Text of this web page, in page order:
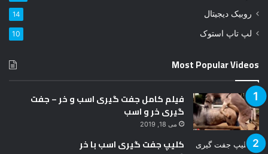
ک
ن
روبیک دیجیتال 14
لپ تاپ استوک 10
Most Popular Videos
فیلم کامل جفت گیری اسب و خر – جفت
گیری خر و اسب
می 18, 2019
کلیپ جفت گیری اسب با خر